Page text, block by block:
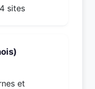
sites
et